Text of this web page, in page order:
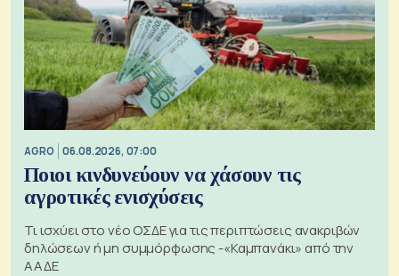
AGRO 06.08.2026, 07:00
Ποιοι κινδυνεύουν να χάσουν τις
αγροτικές ενισχύσεις
Τι ισχύει στο νέο ΟΣΔΕ για τις περιπτώσεις ανακριβών
δηλώσεων ή μη συμμόρφωσης -«Καμπανάκι» από την
ΑΑΔΕ